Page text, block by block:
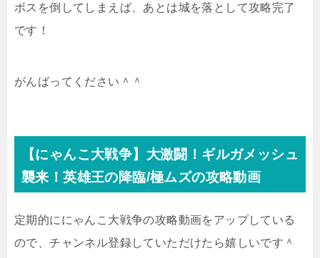
ボスを倒してしまえば、あとは城を落として攻略完了
です！
がんばってください＾＾
【にゃんこ大戦争】大激闘！ギルガメッシュ
襲来！英雄王の降臨/極ムズの攻略動画
定期的ににゃんこ大戦争の攻略動画をアップしている
ので、チャンネル登録していただけたら嬉しいです＾